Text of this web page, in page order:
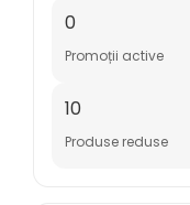
0
Promoții active
10
Produse reduse